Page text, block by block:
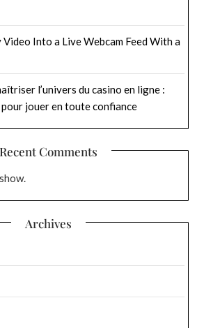
Into a Live Webcam Feed With a
l’univers du casino en ligne :
jouer en toute confiance
Recent Comments
Archives